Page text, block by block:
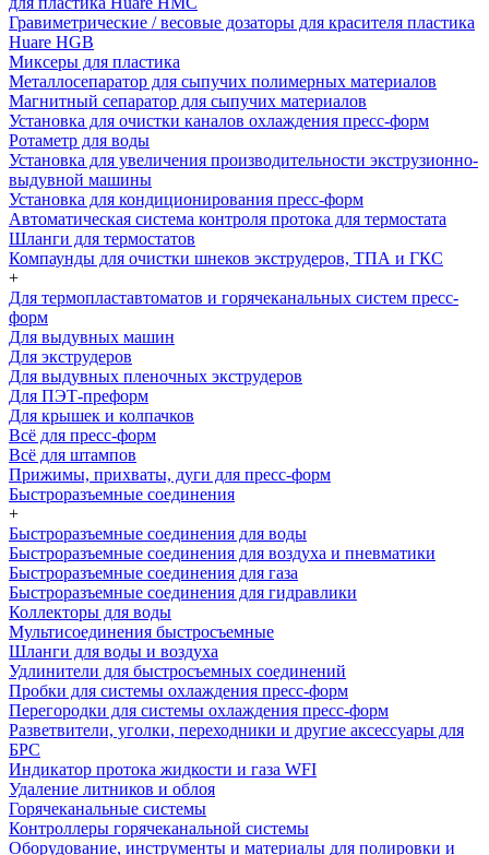
Гравиметрические / весовые дозаторы для красителя пластика
Huare HGB
Миксеры для пластика
Металлосепаратор для сыпучих полимерных материалов
Магнитный сепаратор для сыпучих материалов
Установка для очистки каналов охлаждения пресс-форм
Ротаметр для воды
Установка для увеличения производительности экструзионно-
выдувной машины
Установка для кондиционирования пресс-форм
Автоматическая система контроля протока для термостата
Шланги для термостатов
Компаунды для очистки шнеков экструдеров, ТПА и ГКС
+
Для термопластавтоматов и горячеканальных систем пресс-
форм
Для выдувных машин
Для экструдеров
Для выдувных пленочных экструдеров
Для ПЭТ-преформ
Для крышек и колпачков
Всё для пресс-форм
Всё для штампов
Прижимы, прихваты, дуги для пресс-форм
Быстроразъемные соединения
+
Быстроразъемные соединения для воды
Быстроразъемные соединения для воздуха и пневматики
Быстроразъемные соединения для газа
Быстроразъемные соединения для гидравлики
Коллекторы для воды
Мультисоединения быстросъемные
Шланги для воды и воздуха
Удлинители для быстросъемных соединений
Пробки для системы охлаждения пресс-форм
Перегородки для системы охлаждения пресс-форм
Разветвители, уголки, переходники и другие аксессуары для
БРС
Индикатор протока жидкости и газа WFI
Удаление литников и облоя
Горячеканальные системы
Контроллеры горячеканальной системы
Оборудование, инструменты и материалы для полировки и